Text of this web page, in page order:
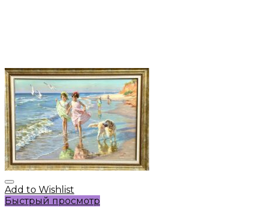
Add to Wishlist
Быстрый просмотр